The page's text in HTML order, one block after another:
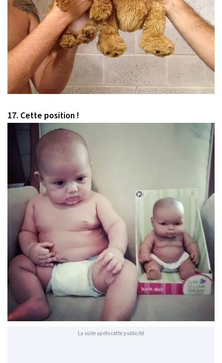
17. Cette position !
La suite après cette publicité